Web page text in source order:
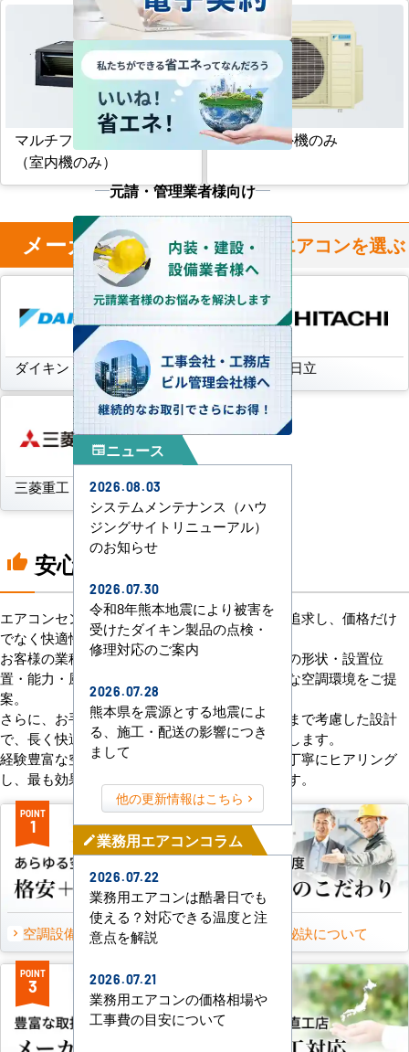
マルチフリービルトイン形
（室内機のみ）
マルチ室外機のみ
メーカー からハウジングエアコンを選ぶ
ダイキン 三菱電機 日立
三菱重工 パナソニック
thumb_up 安心の8つのポイント
エアコンセンターACは、「格安＋α」の価値を追求し、価格だけ
でなく快適性と機能性にもこだわっています。
お客様の業種や施設の形態に合わせて、室内機の形状・設置位
置・能力・風向きなどを総合的に検討し、最適な空調環境をご提
案。
さらに、お手入れのしやすさやメンテナンス性まで考慮した設計
で、長く快適にご使用いただけるようサポートします。
経験豊富な空調技術者が現場の状況やご要望を丁寧にヒアリング
し、最も効果的で効率的なプランをお届けします。
POINT
1
空調設備のご提案について
POINT
2
選ばれる秘訣について
POINT
3
元請・管理業者様向け
newspaperニュース
2026.08.03
システムメンテナンス（ハウ
ジングサイトリニューアル）
のお知らせ
2026.07.30
令和8年熊本地震により被害を
受けたダイキン製品の点検・
修理対応のご案内
2026.07.28
熊本県を震源とする地震によ
る、施工・配送の影響につき
まして
他の更新情報はこちら
mode_edit業務用エアコンコラム
2026.07.22
業務用エアコンは酷暑日でも
使える？対応できる温度と注
意点を解説
2026.07.21
業務用エアコンの価格相場や
工事費の目安について